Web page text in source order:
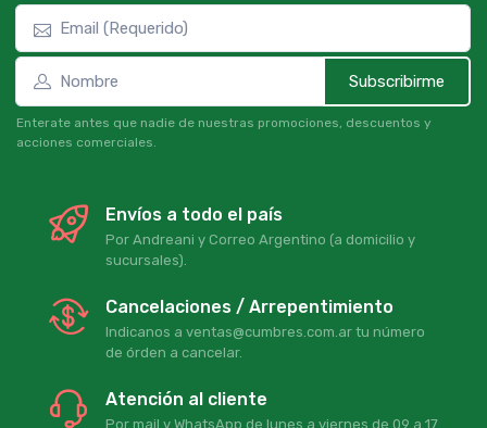
Subscribirme
Enterate antes que nadie de nuestras promociones, descuentos y
acciones comerciales.
Envíos a todo el país
Por Andreani y Correo Argentino (a domicilio y
sucursales).
Cancelaciones / Arrepentimiento
Indicanos a ventas@cumbres.com.ar tu número
de órden a cancelar.
Atención al cliente
Por mail y WhatsApp de lunes a viernes de 09 a 17